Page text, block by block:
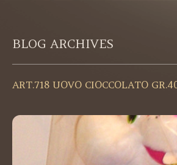
BLOG ARCHIVES
ART.718 UOVO CIOCCOLATO